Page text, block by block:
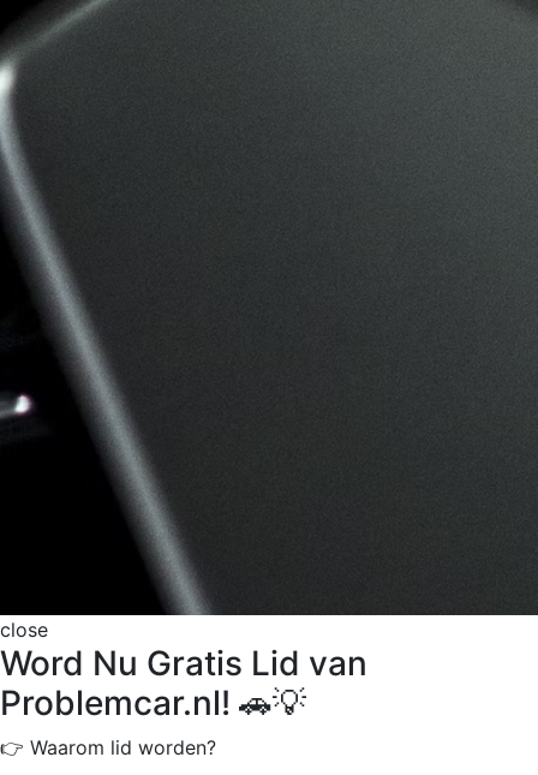
close
Word Nu Gratis Lid van
Problemcar.nl! 🚗💡
👉 Waarom lid worden?